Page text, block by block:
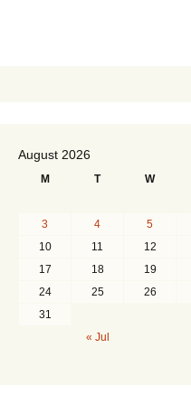
August 2026
M T W
« Jul
3
4 5
10
11 12
17
18 19
24
25 26
31